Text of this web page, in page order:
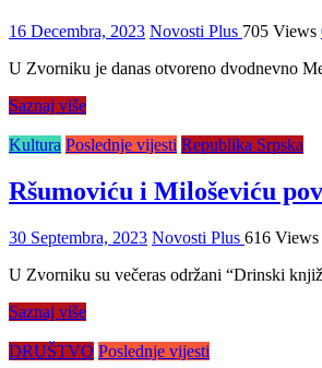
16 Decembra, 2023 Novosti Plus 705 Views
U Zvorniku je danas otvoreno dvodnevno
Saznaj više
Kultura Poslednje vijesti Republika Srpska
Ršumoviću i Miloševiću
30 Septembra, 2023 Novosti Plus 616 Views
U Zvorniku su večeras održani “Drinski
Saznaj više
DRUŠTVO Poslednje vijesti